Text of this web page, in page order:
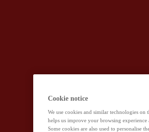
Cookie notice
We use cookies and similar technologies
helps us improve your browsing experience
Some cookies are also used to personalise